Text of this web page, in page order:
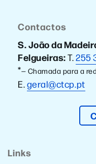
Contactos
S. João da
Felgueiras:T.255
*— Chamada para a
E.geral@ctcp.pt
Links